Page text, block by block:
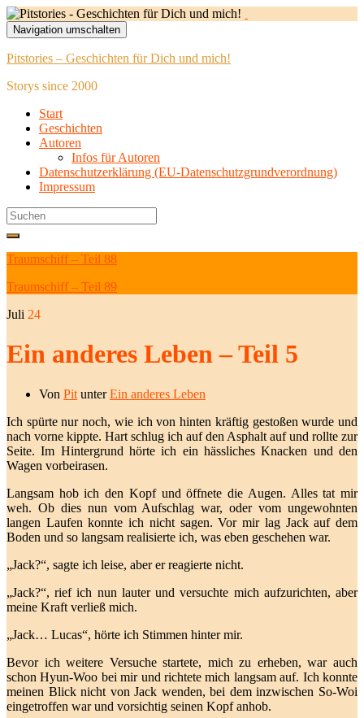
Navigation umschalten
Pitstories – Geschichten für Dich und mich!
Storys since 2000
Start
Geschichten
Autoren
Infos für Autoren
Datenschutzerklärung (EU-Datenschutzgrundverordnung)
Impressum
Search
for:
Traumschiff – Teil 88
Traumschiff – Teil 89
Juli 24
Ein anderes Leben – Teil 5
Von Pit unterEin anderes Leben
Ich spürte nur noch, wie ich von hinten kräftig gestoßen wurde und
nach vorne kippte. Hart schlug ich auf den Asphalt auf und rollte zur
Seite. Im Hintergrund hörte ich ein hässliches Knacken und den
Wagen vorbeirasen.
Langsam hob ich den Kopf und öffnete die Augen. Alles tat mir
weh. Ob dies nun vom Aufschlag war, oder vom ungewohnten
langen Laufen konnte ich nicht sagen. Vor mir lag Jack auf dem
Boden und so langsam realisierte ich, was eben geschehen war.
„Jack?“, sagte ich leise, aber er reagierte nicht.
„Jack?“, rief ich nun lauter und versuchte mich aufzurichten, aber
meine Kraft verließ mich.
„Jack… Lucas“, hörte ich Stimmen hinter mir.
Bevor ich weitere Versuche startete, mich zu erheben, war auch
schon Hyun-Woo bei mir und richtete mich langsam auf. Ich konnte
meinen Blick nicht von Jack wenden, bei dem inzwischen So-Woi
eingetroffen war und vorsichtig seinen Kopf anhob.